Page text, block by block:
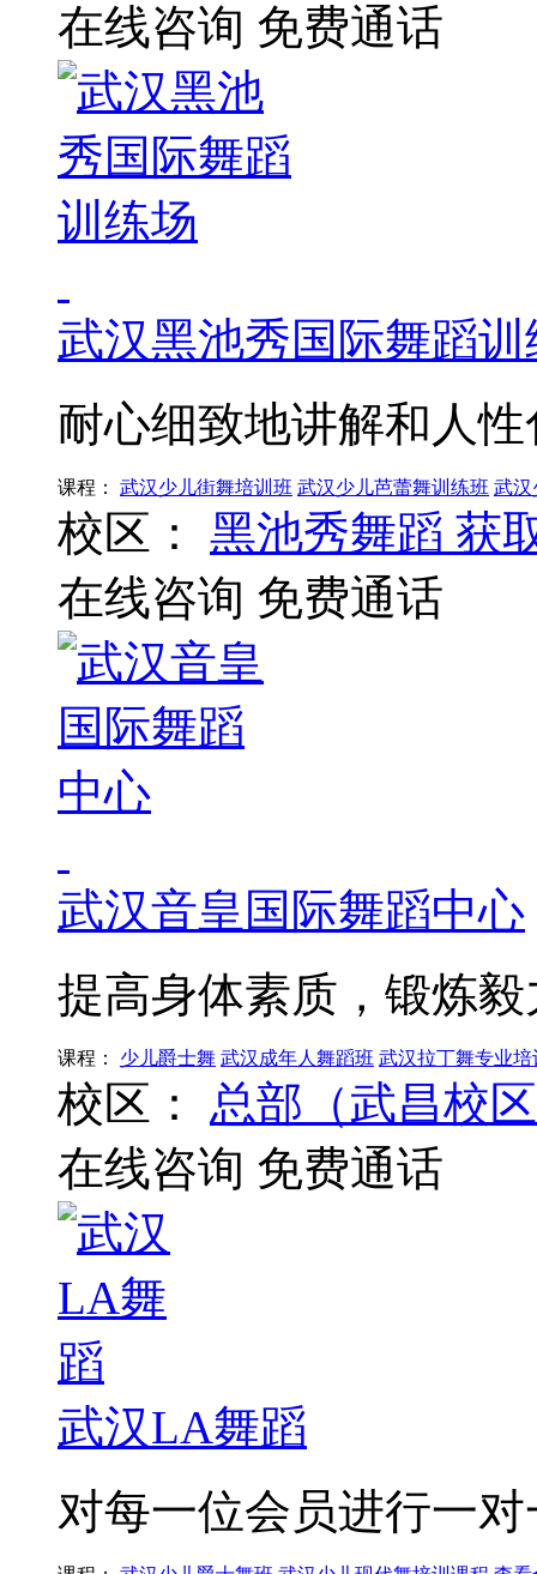
在线咨询 免费通话
武汉黑池秀国际舞蹈训
耐心细致地讲解和人
课程： 武汉少儿街舞培训班 武汉少儿芭蕾舞训练班 武汉
校区： 黑池秀舞蹈 获
在线咨询 免费通话
武汉音皇国际舞蹈中心
提高身体素质，锻炼毅
课程： 少儿爵士舞 武汉成年人舞蹈班 武汉拉丁舞专业培
校区：
总部（武昌校
在线咨询 免费通话
武汉LA舞蹈
对每一位会员进行一